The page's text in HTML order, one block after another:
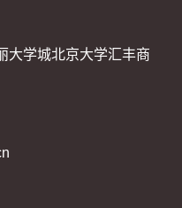
大学城北京大学汇丰商